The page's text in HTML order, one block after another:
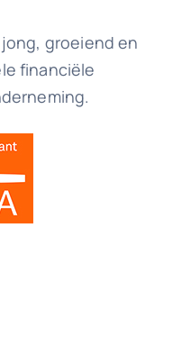
groeiend en
financiële